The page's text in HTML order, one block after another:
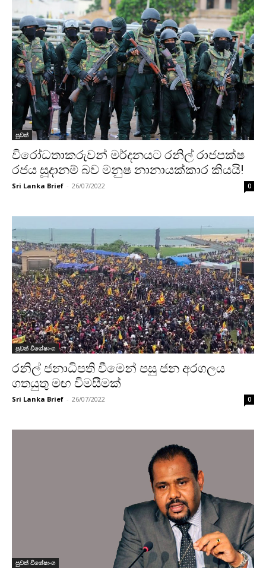
පුවත්
විරෝධතාකරුවන් මර්දනයට රනිල් රාජපක්ෂ
රජය සූදානම් බව මනුෂ නානායක්කාර කියයි!
Sri Lanka Brief - 26/07/2022 0
පුවත් විශේෂාංග
රනිල් ජනාධිපති වීමෙන් පසු ජන අරගලය
ගතයුතු මඟ විමසීමක්
Sri Lanka Brief - 26/07/2022 0
පුවත් විශේෂාංග